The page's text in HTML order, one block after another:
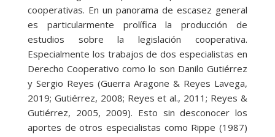
cooperativas. En un panorama de escasez general
es particularmente prolífica la producción de
estudios sobre la legislación cooperativa.
Especialmente los trabajos de dos especialistas en
Derecho Cooperativo como lo son Danilo Gutiérrez
y Sergio Reyes (Guerra Aragone & Reyes Lavega,
2019; Gutiérrez, 2008; Reyes et al., 2011; Reyes &
Gutiérrez, 2005, 2009). Esto sin desconocer los
aportes de otros especialistas como Rippe (1987)